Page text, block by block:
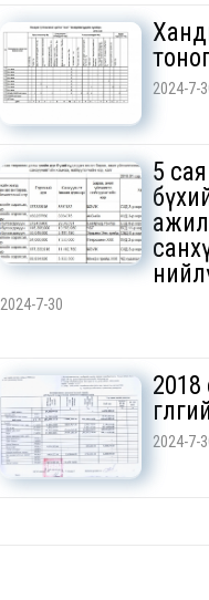
2024-7-
5 сая
2024-7-30
2024-7-